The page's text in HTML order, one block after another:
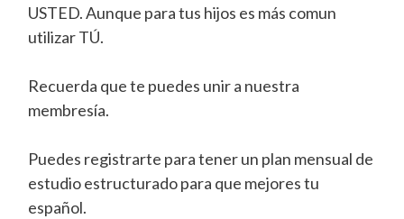
USTED. Aunque para tus hijos es más comun
utilizar TÚ.
Recuerda que te puedes unir a nuestra
membresía.
Puedes registrarte para tener un plan mensual de
estudio estructurado para que mejores tu
español.